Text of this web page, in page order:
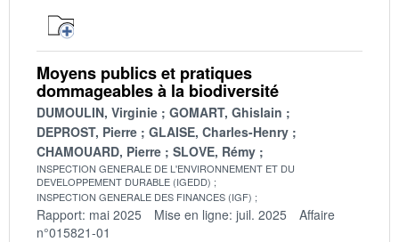
Moyens publics et pratiques
dommageables à la biodiversité
DUMOULIN, Virginie
GOMART, Ghislain
DEPROST, Pierre
GLAISE, Charles-Henry
CHAMOUARD, Pierre
SLOVE, Rémy
INSPECTION GENERALE DE L'ENVIRONNEMENT ET DU
DEVELOPPEMENT DURABLE (IGEDD)
INSPECTION GENERALE DES FINANCES (IGF)
Rapport: mai 2025 Mise en ligne: juil. 2025
Affaire
n°015821-01